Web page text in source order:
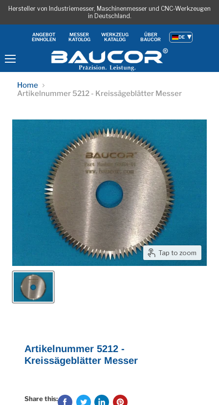
Hersteller von Industriemesser, Maschinenmesser und CNC-Werkzeugen
in Deutschland.
ANGEBOT
EINHOLEN
MESSER
KATOLOG
WERKZEUG
KATALOG
ÜBER
BAUCOR
DE
Home
Artikelnummer 5212 - Kreissägeblätter Messer
Tap to zoom
Artikelnummer 5212 -
Kreissägeblätter Messer
Share this: